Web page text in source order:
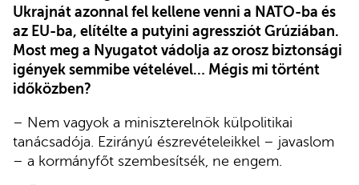
Ukrajnát azonnal fel kellene venni a NATO-ba és
az EU-ba, elítélte a putyini agressziót Grúziában.
Most meg a Nyugatot vádolja az orosz biztonsági
igények semmibe vételével… Mégis mi történt
időközben?
– Nem vagyok a miniszterelnök külpolitikai
tanácsadója. Ezirányú észrevételeikkel – javaslom
– a kormányfőt szembesítsék, ne engem.